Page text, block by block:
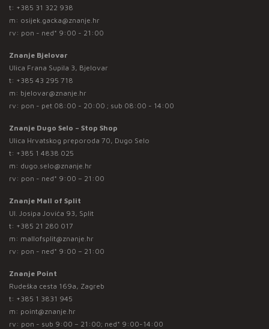
t: +385 31 322 938
m: osijek.gacka@znanje.hr
rv: pon - ned* 9:00 - 21:00
Znanje Bjelovar
Ulica Frana Supila 3, Bjelovar
t: +385 43 295 718
m: bjelovar@znanje.hr
rv: pon - pet 08:00 - 20:00 ; sub 08:00 - 14:00
Znanje Dugo Selo – Stop Shop
Ulica Hrvatskog preporoda 70, Dugo Selo
t: +385 1 4838 025
m: dugo.selo@znanje.hr
rv: pon - ned* 9:00 – 21:00
Znanje Mall of Split
Ul. Josipa Jovića 93, Split
t: +385 21 280 017
m: mallofsplit@znanje.hr
rv: pon - ned* 9:00 – 21:00
Znanje Point
Rudeška cesta 169a, Zagreb
t: +385 1 3831 945
m: point@znanje.hr
rv: pon - sub 9:00 – 21:00; ned* 9:00-14:00